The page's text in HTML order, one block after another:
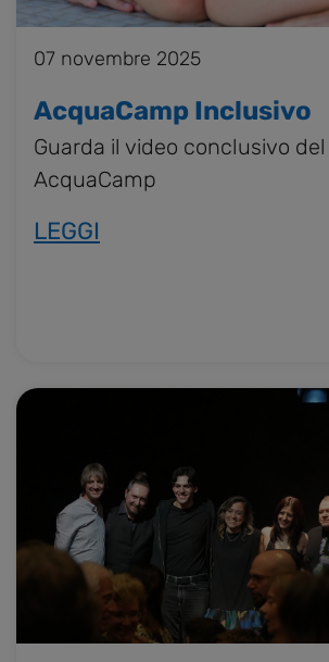
07 novembre 2025
AcquaCamp Inclusivo
Guarda il video conclusivo
AcquaCamp
LEGGI